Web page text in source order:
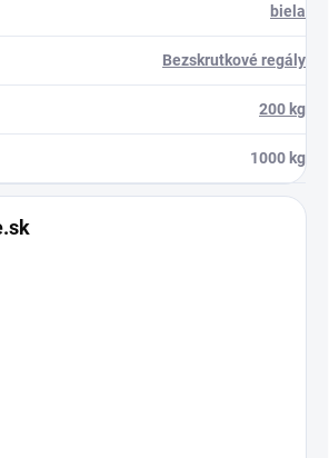
biela
Bezskrutkové regály
200 kg
1000 kg